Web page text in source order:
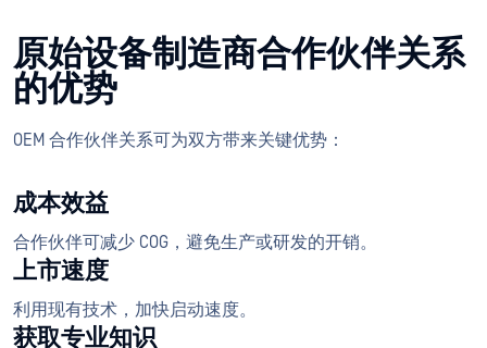
原始设备制造商合作伙伴关系
的优势
OEM 合作伙伴关系可为双方带来关键优势：
成本效益
合作伙伴可减少 COG，避免生产或研发的开销。
上市速度
利用现有技术，加快启动速度。
获取专业知识